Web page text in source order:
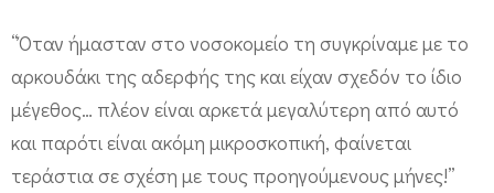
υ
λ
ά
κ
“Όταν ήμασταν στο νοσοκομείο τη συγκρίναμε με το
αρκουδάκι της αδερφής της και είχαν σχεδόν το ίδιο
μέγεθος… πλέον είναι αρκετά μεγαλύτερη από αυτό
και παρότι είναι ακόμη μικροσκοπική, φαίνεται
τεράστια σε σχέση με τους προηγούμενους μήνες!”